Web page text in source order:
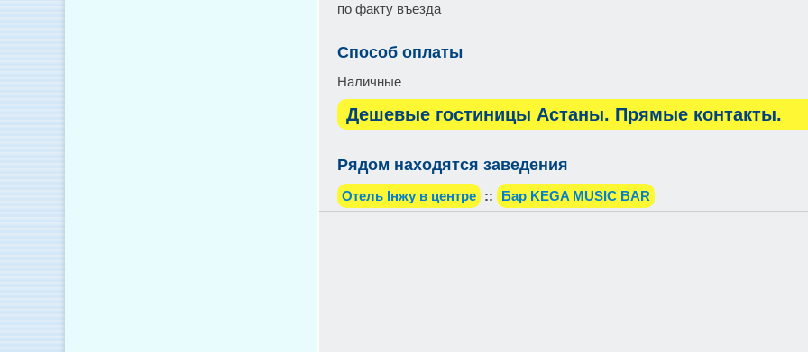
по факту въезда
Способ оплаты
Наличные
Дешевые гостиницы Астаны. Прямые контакты.
Рядом находятся заведения
Отель Інжу в центре :: Бар KEGA MUSIC BAR